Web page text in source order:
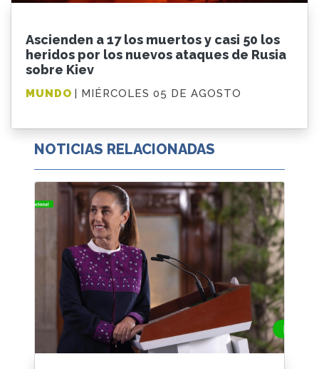
Ascienden a 17 los muertos y casi 50 los
heridos por los nuevos ataques de Rusia
sobre Kiev
MUNDO | MIÉRCOLES 05 DE AGOSTO
NOTICIAS RELACIONADAS